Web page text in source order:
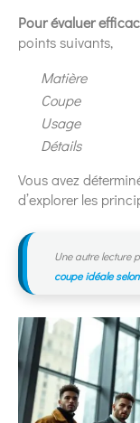
Pour évaluer
points suivants,
Matière
Coupe
Usage
Détails
Vous avez
d’explorer les
Une autre lecture
coupe idéale